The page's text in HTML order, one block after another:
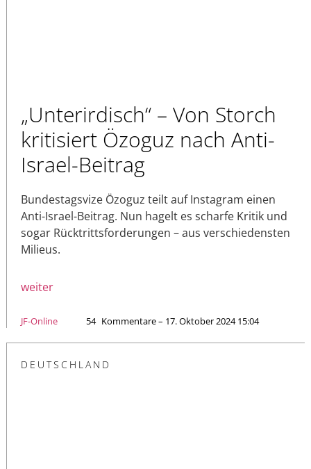
„Unterirdisch“ – Von Storch
kritisiert Özoguz nach Anti-
Israel-Beitrag
Bundestagsvize Özoguz teilt auf Instagram einen
Anti-Israel-Beitrag. Nun hagelt es scharfe Kritik und
sogar Rücktrittsforderungen – aus verschiedensten
Milieus.
weiter
JF-Online 54 Kommentare – 17. Oktober 2024 15:04
DEUTSCHLAND